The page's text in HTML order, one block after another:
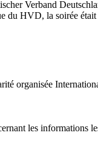
Verband
du HVD, la soirée
organisée
les informations